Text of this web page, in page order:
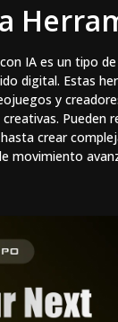
IA es un tipo
digital. Estas
y
crear
movimiento